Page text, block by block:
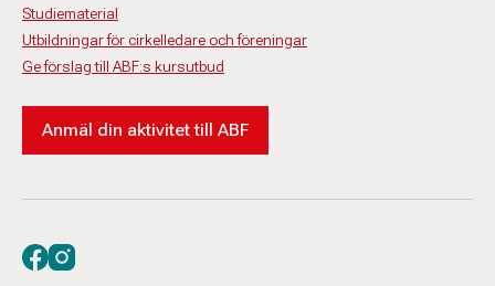
Studiematerial
Utbildningar för cirkelledare och föreningar
Ge förslag till ABF:s kursutbud
Anmäl din aktivitet till ABF
Besök oss på facebook
Besök oss på instagram